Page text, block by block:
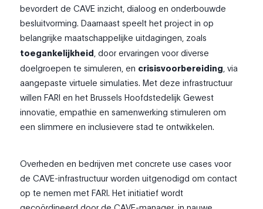
bevordert de CAVE inzicht, dialoog en onderbouwde
besluitvorming. Daarnaast speelt het project in op
belangrijke maatschappelijke uitdagingen, zoals
toegankelijkheid , door ervaringen voor diverse
doelgroepen te simuleren, en crisisvoorbereiding , via
aangepaste virtuele simulaties. Met deze infrastructuur
willen FARI en het Brussels Hoofdstedelijk Gewest
innovatie, empathie en samenwerking stimuleren om
een slimmere en inclusievere stad te ontwikkelen.
Overheden en bedrijven met concrete use cases voor
de CAVE-infrastructuur worden uitgenodigd om contact
op te nemen met FARI. Het initiatief wordt